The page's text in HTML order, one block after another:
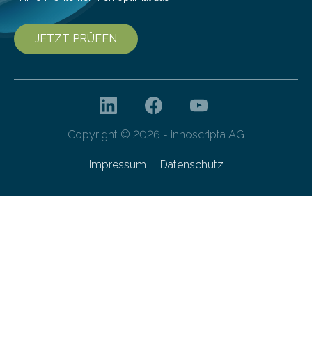
JETZT PRÜFEN
Copyright © 2026 - innoscripta AG
Impressum Datenschutz